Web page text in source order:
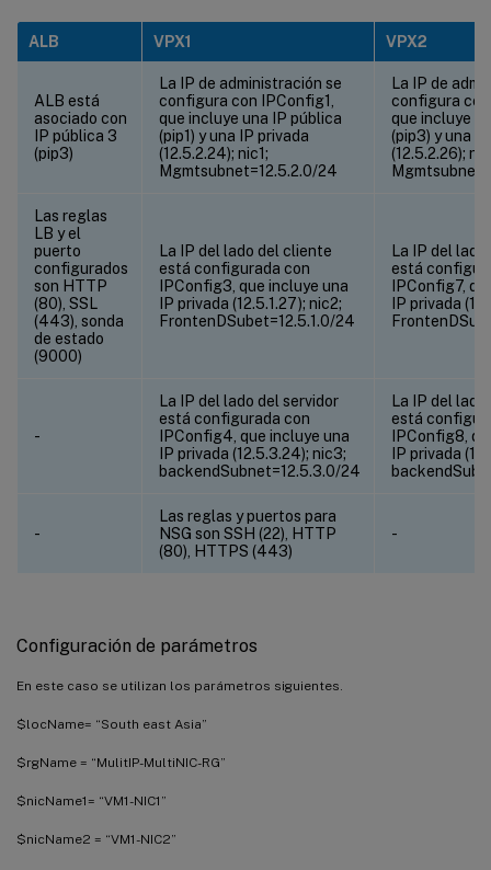
ALB VPX1 VPX2
ALB está
asociado con
IP pública 3
(pip3)
La IP de administración se
configura con IPConfig1,
que incluye una IP pública
(pip1) y una IP privada
(12.5.2.24); nic1;
Mgmtsubnet=12.5.2.0/24
La IP de
configura
que incluye
(pip3) y una
(12.5.2.26);
Las reglas
LB y el
puerto
configurados
son HTTP
(80), SSL
(443), sonda
de estado
(9000)
La IP del lado del cliente
está configurada con
IPConfig3, que incluye una
IP privada (12.5.1.27); nic2;
FrontenDSubet=12.5.1.0/24
La IP del
está
IPConfig7,
IP privada
-
La IP del lado del servidor
está configurada con
IPConfig4, que incluye una
IP privada (12.5.3.24); nic3;
backendSubnet=12.5.3.0/24
La IP del
está
IPConfig8,
IP privada
-
Las reglas y puertos para
NSG son SSH (22), HTTP
(80), HTTPS (443)
-
Configuración de parámetros
En este caso se utilizan los parámetros siguientes.
$locName= “South east Asia”
$rgName = “MulitIP-MultiNIC-RG”
$nicName1= “VM1-NIC1”
$nicName2 = “VM1-NIC2”